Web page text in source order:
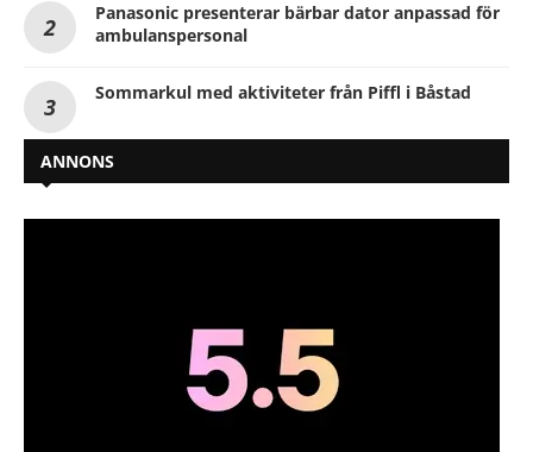
Panasonic presenterar bärbar dator anpassad för
ambulanspersonal
Sommarkul med aktiviteter från Piffl i Båstad
ANNONS